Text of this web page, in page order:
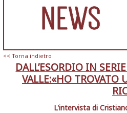
<< Torna indietro
DALL’ESORDIO IN
VALLE:«HO TROVATO
L'intervista di